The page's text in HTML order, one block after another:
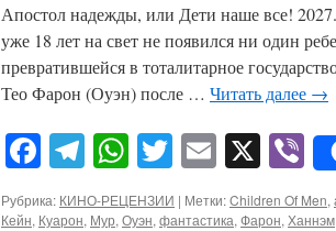
Апостол надежды, или Дети наше все!
уже 18 лет на свет не появился ни один
превратившейся в тоталитарное
Тео Фарон (Оуэн) после … Читать далее →
Facebook
Telegram
WhatsApp
Twitter
Email
X
Рубрика: КИНО-РЕЦЕНЗИИ | Метки:Children Of Men,
Кейн, Куарон, Мур, Оуэн, фантастика, Фарон, Ханнэм